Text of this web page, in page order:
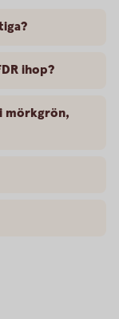
ihop?
mörkgrön,